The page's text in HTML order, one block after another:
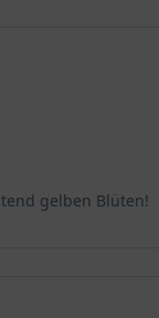
gelben Blüten!